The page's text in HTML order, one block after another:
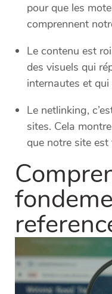
pour que les
comprennent
Le contenu est
des visuels qui
internautes et
Le netlinking,
sites. Cela
que notre site